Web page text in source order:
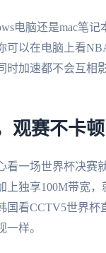
电脑还是mac笔记
以在电脑上看
加速都不会互相
观赛不卡顿
看一场世界杯决赛
独享100M带宽
国看CCTV5世界杯
样。